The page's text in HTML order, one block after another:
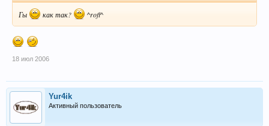
Гы как так? ^rofl^
18 июл 2006
Yur4ik
Активный пользователь